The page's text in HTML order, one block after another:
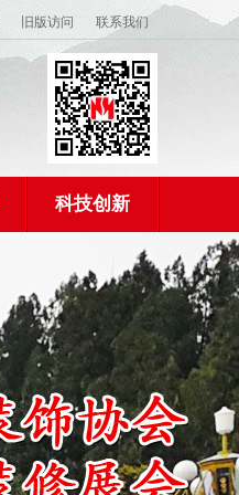
旧版访问 联系我们
科技创新